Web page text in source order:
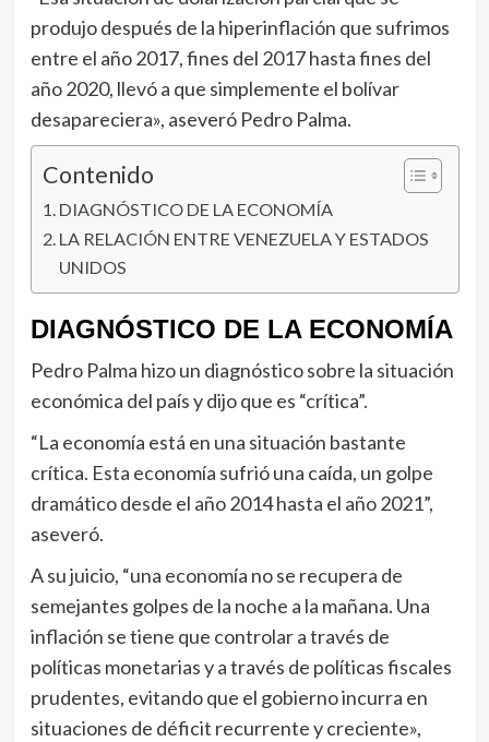
produjo después de la hiperinflación que sufrimos
entre el año 2017, fines del 2017 hasta fines del
año 2020, llevó a que simplemente el bolívar
desapareciera», aseveró Pedro Palma.
Contenido
DIAGNÓSTICO DE LA ECONOMÍA
LA RELACIÓN ENTRE VENEZUELA Y ESTADOS
UNIDOS
DIAGNÓSTICO DE LA ECONOMÍA
Pedro Palma hizo un diagnóstico sobre la situación
económica del país y dijo que es “crítica”.
“La economía está en una situación bastante
crítica. Esta economía sufrió una caída, un golpe
dramático desde el año 2014 hasta el año 2021”,
aseveró.
A su juicio, “una economía no se recupera de
semejantes golpes de la noche a la mañana. Una
inflación se tiene que controlar a través de
políticas monetarias y a través de políticas fiscales
prudentes, evitando que el gobierno incurra en
situaciones de déficit recurrente y creciente»,